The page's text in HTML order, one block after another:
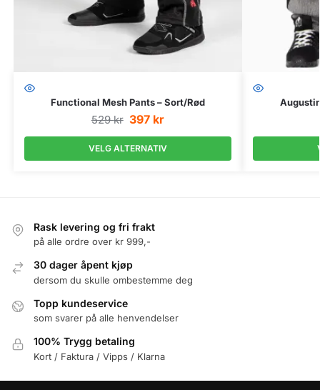
Functional Mesh Pants – Sort/Rød
529kr 397 kr
VELG ALTERNATIV
Rask levering og fri frakt
på alle ordre over kr 999,-
30 dager åpent kjøp
dersom du skulle ombestemme deg
Topp kundeservice
som svarer på alle henvendelser
100% Trygg betaling
Kort / Faktura / Vipps / Klarna